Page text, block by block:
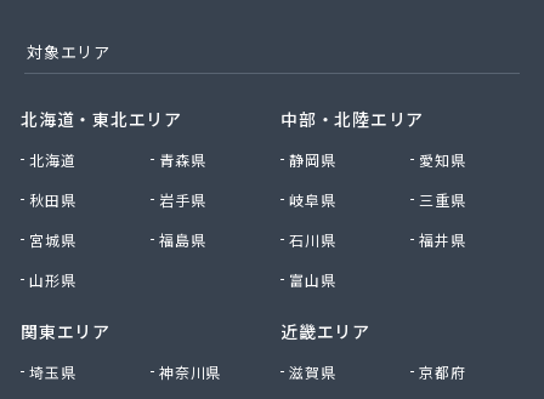
赤羽根プロパンガス
赤羽燃料店
川津商店
川俣商販株式会社
早見商店
足利ガス事業組合配送センター
足利団地ガス株式会社
大塚プロパン
大田原エルピーガス保安センター協同組合
対象エリア
北海道・東北エリア
北海道
青森県
秋田県
岩手県
宮城県
福島県
山形県
関東エリア
埼玉県
神奈川県
中部・北陸エリア
静岡県
愛知県
岐阜県
三重県
石川県
福井県
富山県
近畿エリア
滋賀県
京都府